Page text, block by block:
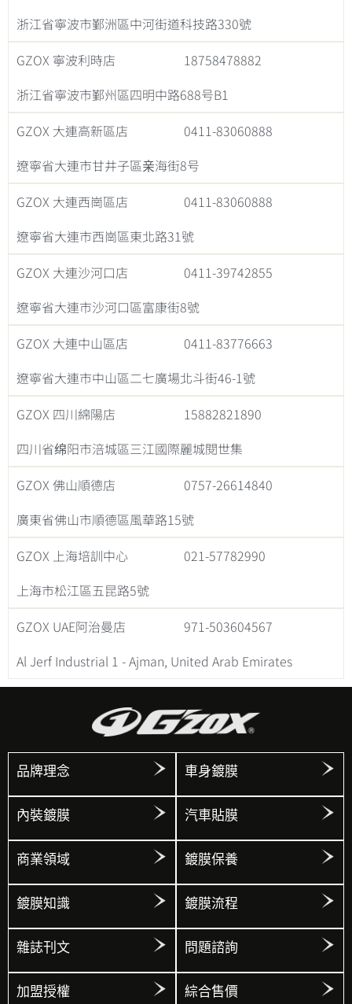
浙江省寧波市鄞洲區中河街道科技路330號
GZOX 寧波利時店
18758478882
浙江省寧波市鄞州區四明中路688号B1
GZOX 大連高新區店
0411-83060888
遼寧省大連市甘井子區亲海街8号
GZOX 大連西崗區店
0411-83060888
遼寧省大連市西崗區東北路31號
GZOX 大連沙河口店
0411-39742855
遼寧省大連市沙河口區富康街8號
GZOX 大連中山區店
0411-83776663
遼寧省大連市中山區二七廣場北斗街46-1號
GZOX 四川綿陽店
15882821890
四川省绵阳市涪城區三江國際麗城閱世集
GZOX 佛山順德店
0757-26614840
廣東省佛山市順德區風華路15號
GZOX 上海培訓中心
021-57782990
上海市松江區五昆路5號
GZOX UAE阿治曼店
971-503604567
Al Jerf Industrial 1 - Ajman, United Arab Emirates
品牌理念 車身鍍膜
內裝鍍膜 汽車貼膜
商業領域 鍍膜保養
鍍膜知識 鍍膜流程
雜誌刊文 問題諮詢
加盟授權 綜合售價